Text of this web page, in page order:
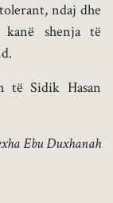
ndaj dhe
shenja të
të Sidik Hasan
Ebu Duxhanah